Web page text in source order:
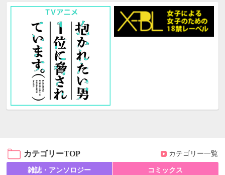
カテゴリーTOP カテゴリー一覧
雑誌・アンソロジー コミックス